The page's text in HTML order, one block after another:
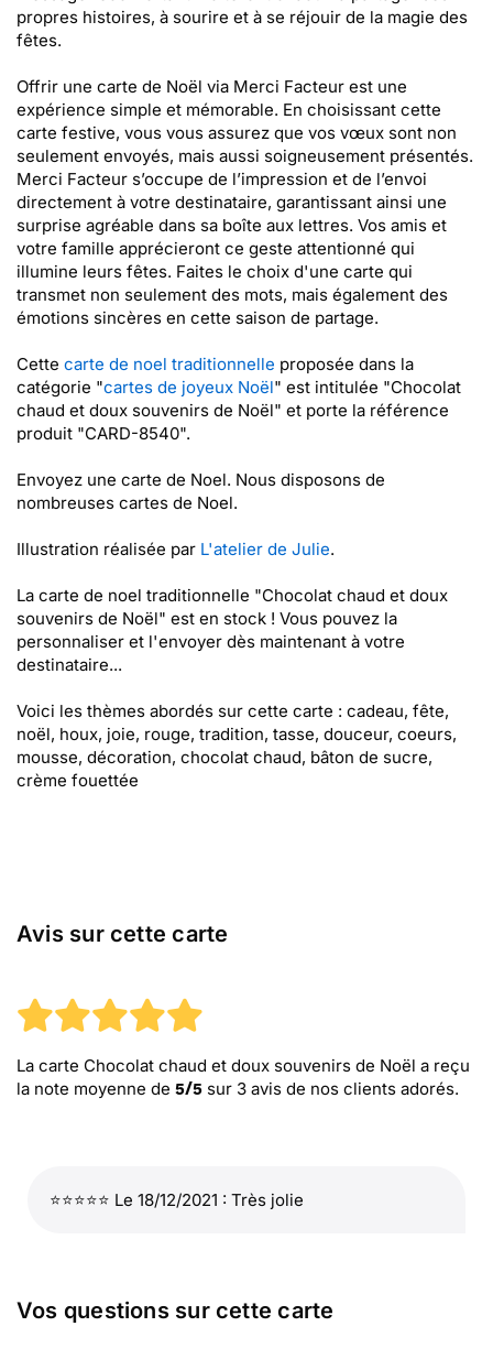
propres histoires, à sourire et à se réjouir de la magie des
fêtes.
Offrir une carte de Noël via Merci Facteur est une
expérience simple et mémorable. En choisissant cette
carte festive, vous vous assurez que vos vœux sont non
seulement envoyés, mais aussi soigneusement présentés.
Merci Facteur s’occupe de l’impression et de l’envoi
directement à votre destinataire, garantissant ainsi une
surprise agréable dans sa boîte aux lettres. Vos amis et
votre famille apprécieront ce geste attentionné qui
illumine leurs fêtes. Faites le choix d'une carte qui
transmet non seulement des mots, mais également des
émotions sincères en cette saison de partage.
Cette carte de noel traditionnelle proposée dans la
catégorie "cartes de joyeux Noël" est intitulée "Chocolat
chaud et doux souvenirs de Noël" et porte la référence
produit "CARD-8540".
Envoyez une carte de Noel. Nous disposons de
nombreuses cartes de Noel.
Illustration réalisée par L'atelier de Julie.
La carte de noel traditionnelle "Chocolat chaud et doux
souvenirs de Noël" est en stock ! Vous pouvez la
personnaliser et l'envoyer dès maintenant à votre
destinataire...
Voici les thèmes abordés sur cette carte : cadeau, fête,
noël, houx, joie, rouge, tradition, tasse, douceur, coeurs,
mousse, décoration, chocolat chaud, bâton de sucre,
crème fouettée
Avis sur cette carte
La carte Chocolat chaud et doux souvenirs de Noël a reçu
la note moyenne de 5/5 sur 3 avis de nos clients adorés.
⭐⭐⭐⭐⭐ Le 18/12/2021 : Très jolie
Vos questions sur cette carte